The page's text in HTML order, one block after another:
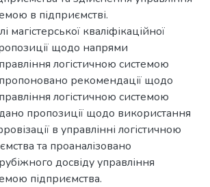
в підприємстві.
магістерської кваліфікаційної
щодо напрями
логістичною системою
рекомендації щодо
логістичною системою
пропозиції щодо використання
в управлінні логістичною
та проаналізовано
досвіду управління
підприємства.